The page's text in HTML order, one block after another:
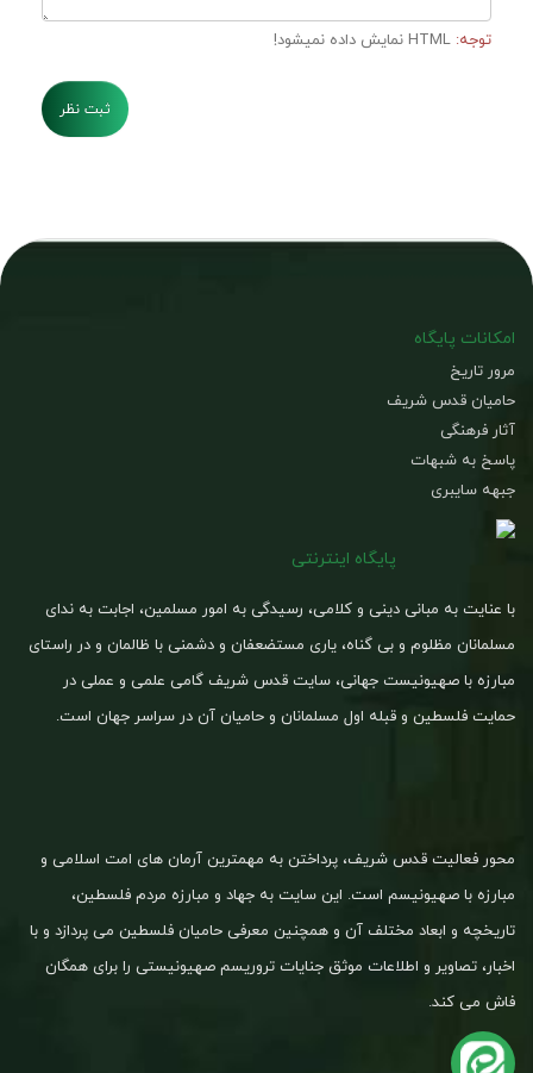
توجه:
ثبت نظر
امکانات پایگاه
مرور تاریخ
حامیان قدس شریف
آثار فرهنگی
پاسخ به شبهات
جبهه سایبری
پایگاه اینترنتی
با عنایت به مبانی دینی و کلامی، رسیدگی به امور مسلمین، اجابت به ندای
مسلمانان مظلوم و بی گناه، یاری مستضعفان و دشمنی با ظالمان و در راستای
مبارزه با صهیونیست جهانی، سایت قدس شریف گامی علمی و عملی در
حمایت فلسطین و قبله اول مسلمانان و حامیان آن در سراسر جهان است.
محور فعالیت قدس شریف، پرداختن به مهمترین آرمان های امت اسلامی و
مبارزه با صهیونیسم است. این سایت به جهاد و مبارزه مردم فلسطین،
تاریخچه و ابعاد مختلف آن و همچنین معرفی حامیان فلسطین می پردازد و با
اخبار، تصاویر و اطلاعات موثق جنایات تروریسم صهیونیستی را برای همگان
فاش می کند.